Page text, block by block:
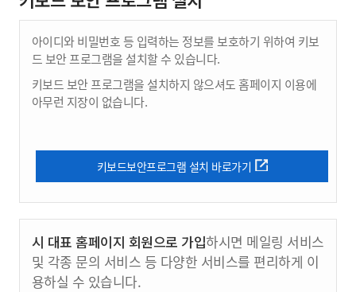
아이디와 비밀번호 등 입력하는 정보를 보호하기 위하여 키보
드 보안 프로그램을 설치할 수 있습니다.
키보드 보안 프로그램을 설치하지 않으셔도 홈페이지 이용에
아무런 지장이 없습니다.
키보드보안프로그램 설치 바로가기
시 대표 홈페이지 회원으로 가입하시면 메일링 서비스
및 각종 문의 서비스 등 다양한 서비스를 편리하게 이
용하실 수 있습니다.